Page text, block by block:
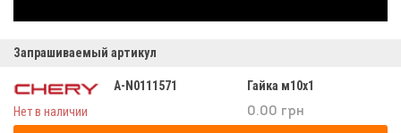
Запрашиваемый артикул
A-N0111571
Гайка м10х1
Нет в наличии
0.00 грн